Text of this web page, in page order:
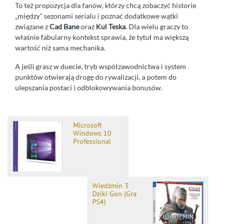
To też propozycja dla fanów, którzy chcą zobaczyć historie
„między” sezonami serialu i poznać dodatkowe wątki
związane zCad Baneoraz Kul Teska. Dla wielu graczy to
właśnie fabularny kontekst sprawia, że tytuł ma większą
wartość niż sama mechanika.
A jeśli grasz w duecie, tryb współzawodnictwa i system
punktów otwierają drogę do rywalizacji, a potem do
ulepszania postaci i odblokowywania bonusów.
Microsoft
Windows 10
Professional
Wiedźmin 3
Dziki Gon (Gra
PS4)